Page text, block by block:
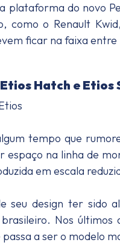
plataforma do novo
como o Renault
ficar na faixa entre
Hatch e Etios
tempo que
espaço na linha de
em escala
seu design ter sido
Nos últimos
passa a ser o modelo